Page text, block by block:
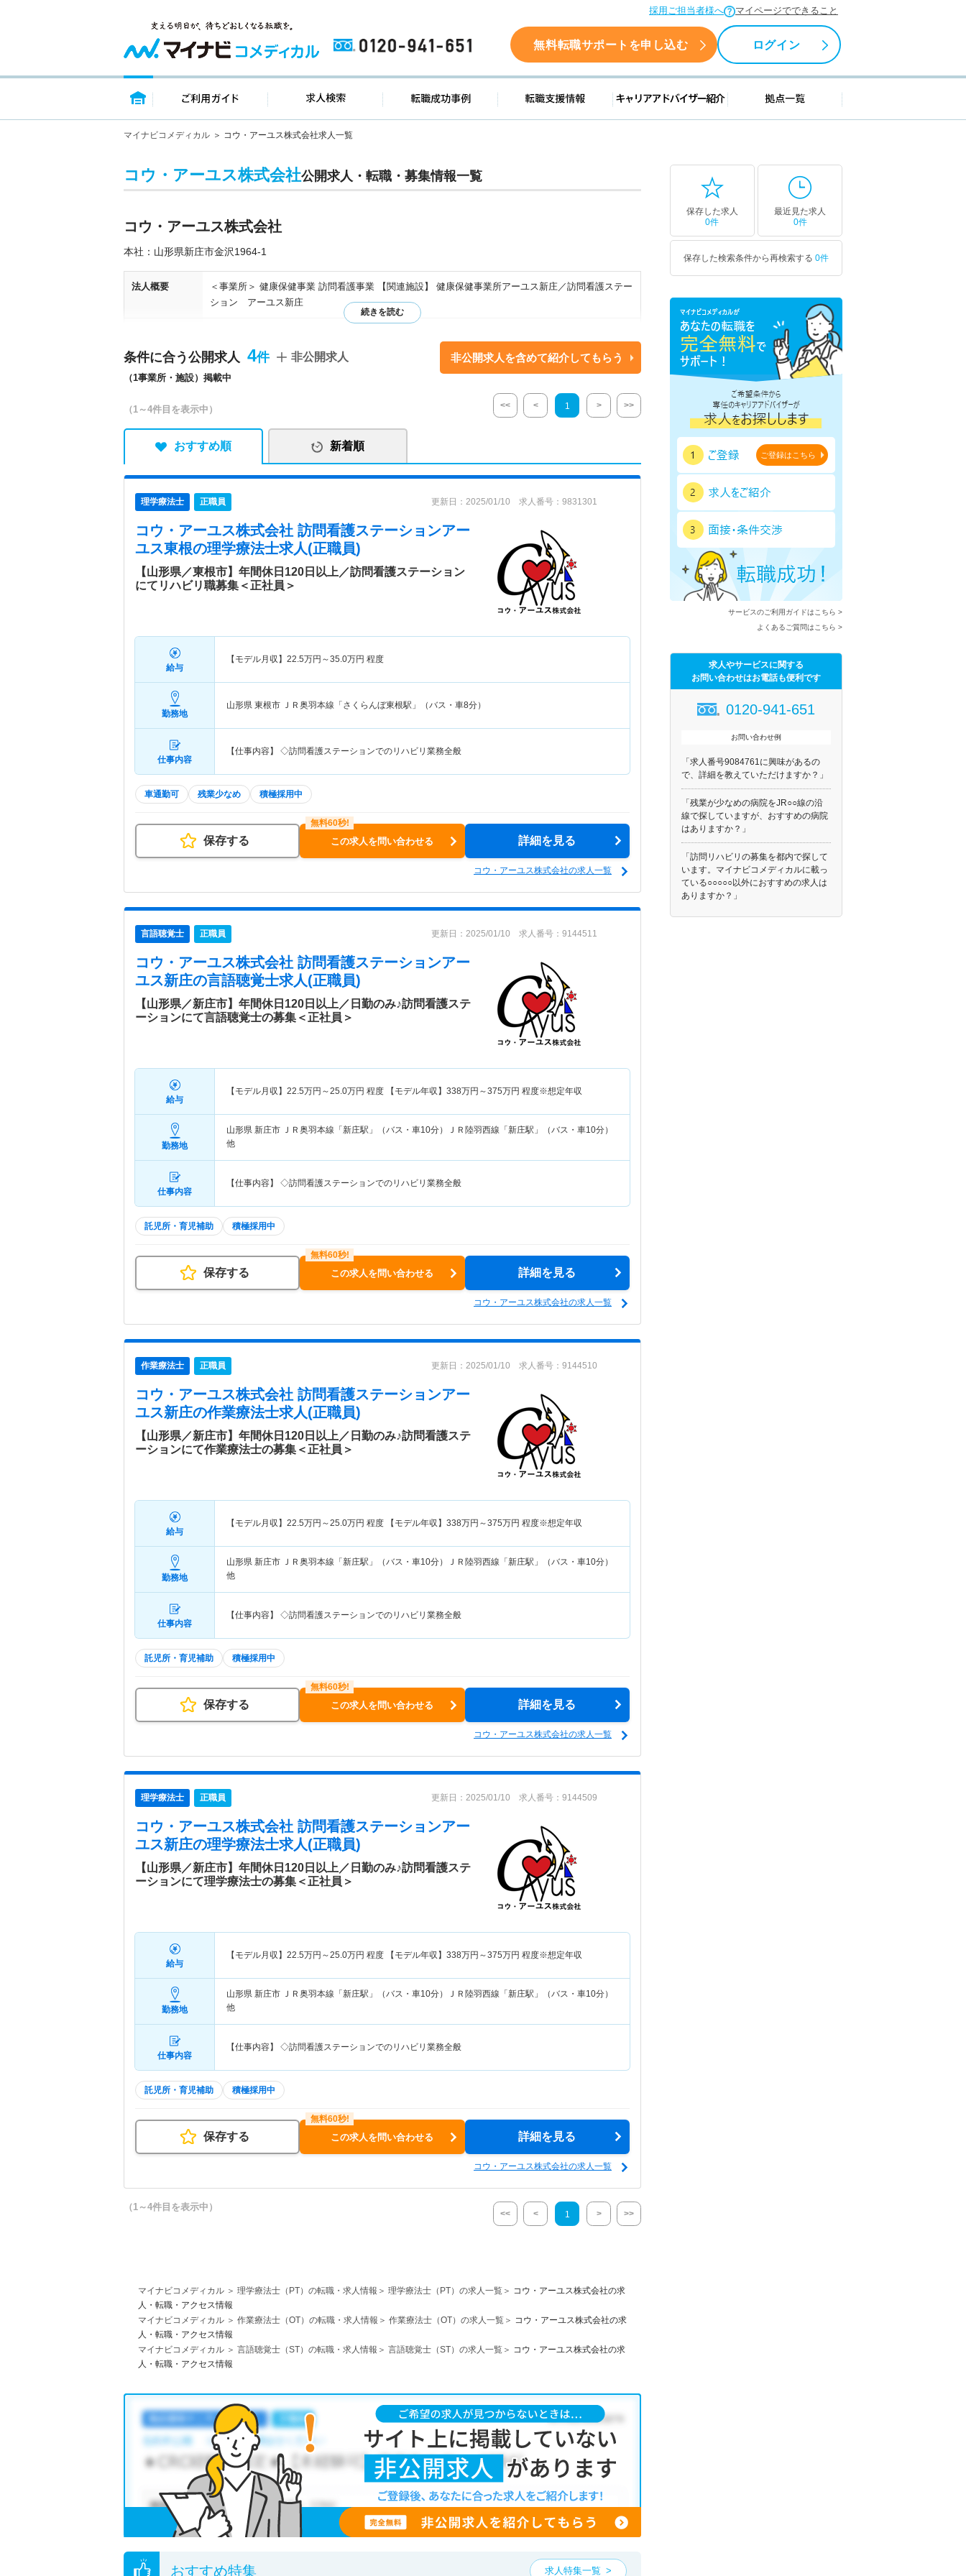
採用ご担当者様へ マイページでできること
0120-941-651 無料転職サポートを申し込む ログイン
トップページ ご利用ガイド 求人検索 転職成功事例 転職支援情報 キャリアアドバイザー紹介 拠点一覧
マイナビコメディカル コウ・アーユス株式会社求人一覧
コウ・アーユス株式会社公開求人・転職・募集情報一覧
コウ・アーユス株式会社
本社：山形県新庄市金沢1964-1
法人概要
＜事業所＞ 健康保健事業 訪問看護事業 【関連施設】 健康保健事業所アーユス新庄／訪問看護ステー
ション アーユス新庄
トする事業を行っています。 【訪問看護事業】 利用者が、出来る限り在宅での暮らしができるよう
に訪問看護サービスを提供しています。一人ひとりにあったケアを提案されている法人です。 【健康
保健事業】 健康で長生きするためには早期からの予防が必要と考え、疾病の早期発見、早期予防をコ
ンセプトにお一人おひとりの普段の日常生活に沿った健康の提案をされています。
条件に合う公開求人 4
（1事業所・施設）掲載中
非公開求人 非公開求人を含めて紹介してもらう
（1～4件目を表示中） << < 1 > >>
おすすめ順 新着順
理学療法士 正職員 更新日：2025/01/10 求人番号：9831301
コウ・アーユス株式会社 訪問看護ステーションアー
ユス東根の理学療法士求人(正職員)
【山形県／東根市】年間休日120日以上／訪問看護ステーション
にてリハビリ職募集＜正社員＞
給与
【モデル月収】 22.5万円～35.0万円 程度
勤務地
山形県 東根市 ＪＲ奥羽本線「さくらんぼ東根駅」（バス・車8分）
仕事内容
【仕事内容】 ◇訪問看護ステーションでのリハビリ業務全般
車通勤可 残業少なめ 積極採用中
保存する この求人を問い合わせる 詳細を見る
コウ・アーユス株式会社の求人一覧
言語聴覚士 正職員 更新日：2025/01/10 求人番号：9144511
コウ・アーユス株式会社 訪問看護ステーションアー
ユス新庄の言語聴覚士求人(正職員)
【山形県／新庄市】年間休日120日以上／日勤のみ♪訪問看護ステ
ーションにて言語聴覚士の募集＜正社員＞
給与
【モデル月収】 22.5万円～25.0万円 程度 【モデル年収】 338万円～375万円 程度※想定年収
勤務地
山形県 新庄市 ＪＲ奥羽本線「新庄駅」（バス・車10分）ＪＲ陸羽西線「新庄駅」（バス・車10分）
他
仕事内容
【仕事内容】 ◇訪問看護ステーションでのリハビリ業務全般
託児所・育児補助 積極採用中
保存する この求人を問い合わせる 詳細を見る
コウ・アーユス株式会社の求人一覧
作業療法士 正職員 更新日：2025/01/10 求人番号：9144510
コウ・アーユス株式会社 訪問看護ステーションアー
ユス新庄の作業療法士求人(正職員)
【山形県／新庄市】年間休日120日以上／日勤のみ♪訪問看護ステ
ーションにて作業療法士の募集＜正社員＞
給与
【モデル月収】 22.5万円～25.0万円 程度 【モデル年収】 338万円～375万円 程度※想定年収
勤務地
山形県 新庄市 ＪＲ奥羽本線「新庄駅」（バス・車10分）ＪＲ陸羽西線「新庄駅」（バス・車10分）
他
仕事内容
【仕事内容】 ◇訪問看護ステーションでのリハビリ業務全般
託児所・育児補助 積極採用中
保存する この求人を問い合わせる 詳細を見る
コウ・アーユス株式会社の求人一覧
理学療法士 正職員 更新日：2025/01/10 求人番号：9144509
コウ・アーユス株式会社 訪問看護ステーションアー
ユス新庄の理学療法士求人(正職員)
【山形県／新庄市】年間休日120日以上／日勤のみ♪訪問看護ステ
ーションにて理学療法士の募集＜正社員＞
給与
【モデル月収】 22.5万円～25.0万円 程度 【モデル年収】 338万円～375万円 程度※想定年収
勤務地
山形県 新庄市 ＪＲ奥羽本線「新庄駅」（バス・車10分）ＪＲ陸羽西線「新庄駅」（バス・車10分）
他
仕事内容
【仕事内容】 ◇訪問看護ステーションでのリハビリ業務全般
託児所・育児補助 積極採用中
保存する この求人を問い合わせる 詳細を見る
コウ・アーユス株式会社の求人一覧
（1～4件目を表示中）
<< < 1 > >>
マイナビコメディカル 理学療法士（PT）の転職・求人情報 理学療法士（PT）の求人一覧
コウ・アーユス株式会社の求
人・転職・アクセス情報
マイナビコメディカル
作業療法士（OT）の転職・求人情報 作業療法士（OT）の求人一覧
コウ・アーユス株式会社の求
人・転職・アクセス情報
マイナビコメディカル
言語聴覚士（ST）の転職・求人情報 言語聴覚士（ST）の求人一覧
コウ・アーユス株式会社の求
人・転職・アクセス情報
おすすめ特集 求人特集一覧
保存した求人
0件
最近見た求人
0件
保存した検索条件から再検索する 0件
ご登録はこちら
サービスのご利用ガイドはこちら >
よくあるご質問はこちら >
求人やサービスに関する
お問い合わせはお電話も便利です
0120-941-651
お問い合わせ例
「求人番号9084761に興味があるの
で、詳細を教えていただけますか？」
「残業が少なめの病院をJR○○線の沿
線で探していますが、おすすめの病院
はありますか？」
「訪問リハビリの募集を都内で探して
います。マイナビコメディカルに載っ
ている○○○○○以外におすすめの求人は
ありますか？」